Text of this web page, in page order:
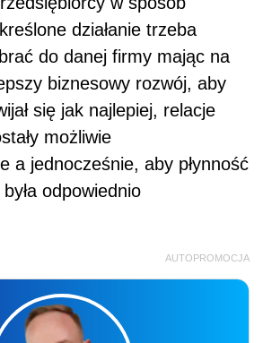
działanie trzeba
do danej firmy mając na
biznesowy rozwój, aby
się jak najlepiej, relacje
możliwie
a jednocześnie, aby płynność
odpowiednio
AUTOPROMOCJA